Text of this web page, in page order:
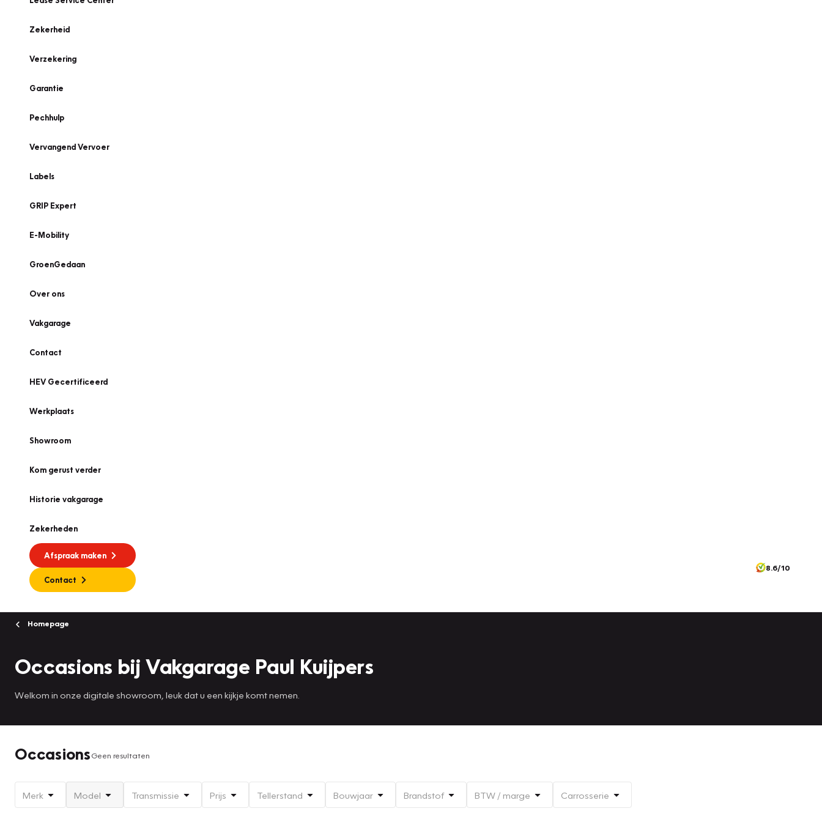
Zekerheid
Verzekering
Garantie
Pechhulp
Vervangend Vervoer
Labels
GRIP Expert
E-Mobility
GroenGedaan
Over ons
Vakgarage
Contact
HEV Gecertificeerd
Werkplaats
Showroom
Kom gerust verder
Historie vakgarage
Zekerheden
Afspraak maken
Contact
8.6/10
Homepage
Occasions bij Vakgarage Paul Kuijpers
Welkom in onze digitale showroom, leuk dat u een kijkje komt nemen.
OccasionsGeen resultaten
Merk Model Transmissie Prijs Tellerstand Bouwjaar Brandstof BTW / marge Carrosserie